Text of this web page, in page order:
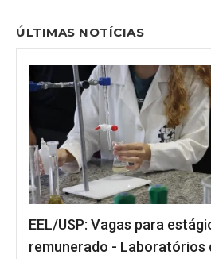
ÚLTIMAS NOTÍCIAS
EEL/USP: Vagas para
remunerado - Laboratórios